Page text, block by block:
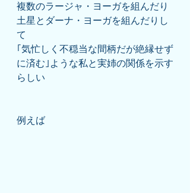
複数のラージャ・ヨーガを組んだり
土星とダーナ・ヨーガを組んだりし
て
｢気忙しく不穏当な間柄だが絶縁せず
に済む｣ような私と実姉の関係を示す
らしい
例えば